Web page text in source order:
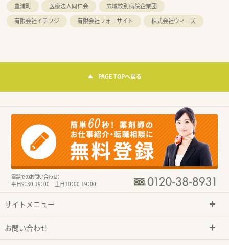
豊浦町
医療法人同仁会
広域紋別病院企業団
有限会社イチフジ
有限会社フォーサイト 株式会社ウィーズ
PAGE TOPへ戻る
電話でのお問い合わせ：
平日9：30-19：00 土日10：00-19：00
サイトメニュー
お問い合わせ